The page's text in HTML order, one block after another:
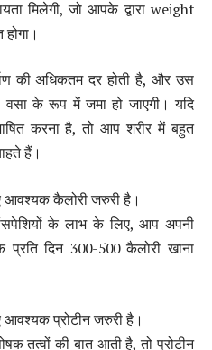
मिलेगी, जो आपके द्वारा weight
की अधिकतम दर होती है, और उस
वसा के रूप में जमा हो जाएगी। यदि
करना है, तो आप शरीर में बहुत
हैं।
आवश्यक कैलोरी जरुरी है।
के लाभ के लिए, आप अपनी
दिन 300-500 कैलोरी खाना
प्रोटीन जरुरी है।
तत्वों की बात आती है, तो प्रोटीन